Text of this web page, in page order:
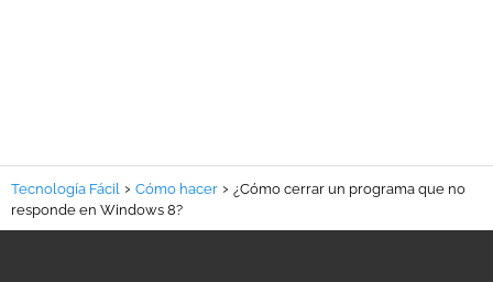
Tecnología Fácil Cómo hacer
¿Cómo cerrar un programa que no
responde en Windows 8?